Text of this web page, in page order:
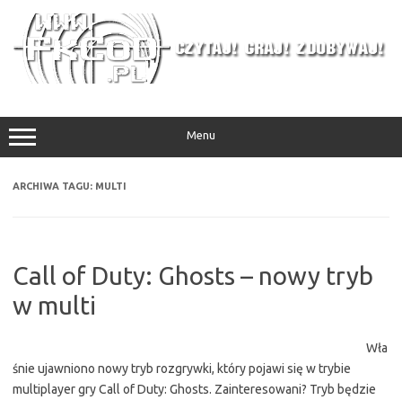
treści
Menu
ARCHIWA TAGU: MULTI
Call of Duty: Ghosts – nowy tryb
w multi
Wła
śnie ujawniono nowy tryb rozgrywki, który pojawi się w trybie
multiplayer gry Call of Duty: Ghosts. Zainteresowani? Tryb będzie